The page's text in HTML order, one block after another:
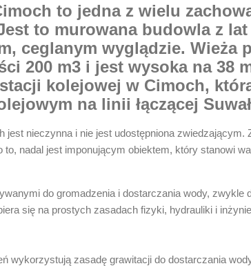
to jedna z wielu
to murowana budowla z lat
ceglanym wyglądzie. Wieża
200 m3 i jest wysoka na 38
kolejowej w Cimoch,
na linii łączącej
jest nieczynna i nie jest udostępniona zwiedzającym.
to, nadal jest imponującym obiektem, który stanowi
do gromadzenia i dostarczania wody, zwykle
się na prostych zasadach fizyki, hydrauliki i
wykorzystują zasadę grawitacji do dostarczania